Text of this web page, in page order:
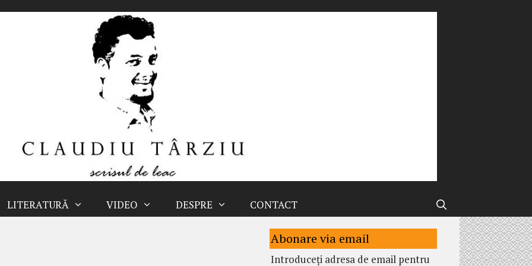
LITERATURĂ VIDEO DESPRE CONTACT
Abonare via email
Introduceți adresa de email pentru